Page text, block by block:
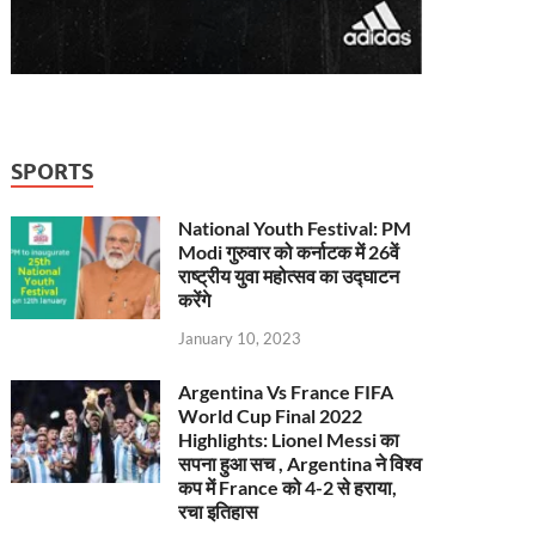
SPORTS
National Youth Festival: PM
Modi गुरुवार को कर्नाटक में 26वें
राष्ट्रीय युवा महोत्सव का उद्घाटन
करेंगे
January 10, 2023
Argentina Vs France FIFA
World Cup Final 2022
Highlights: Lionel Messi का
सपना हुआ सच , Argentina ने विश्व
कप में France को 4-2 से हराया,
रचा इतिहास